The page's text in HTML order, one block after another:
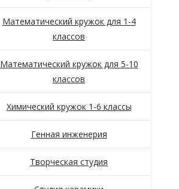
Математический кружок для 1-4
классов
Математический кружок для 5-10
классов
Химический кружок 1-6 классы
Генная инженерия
Творческая студия